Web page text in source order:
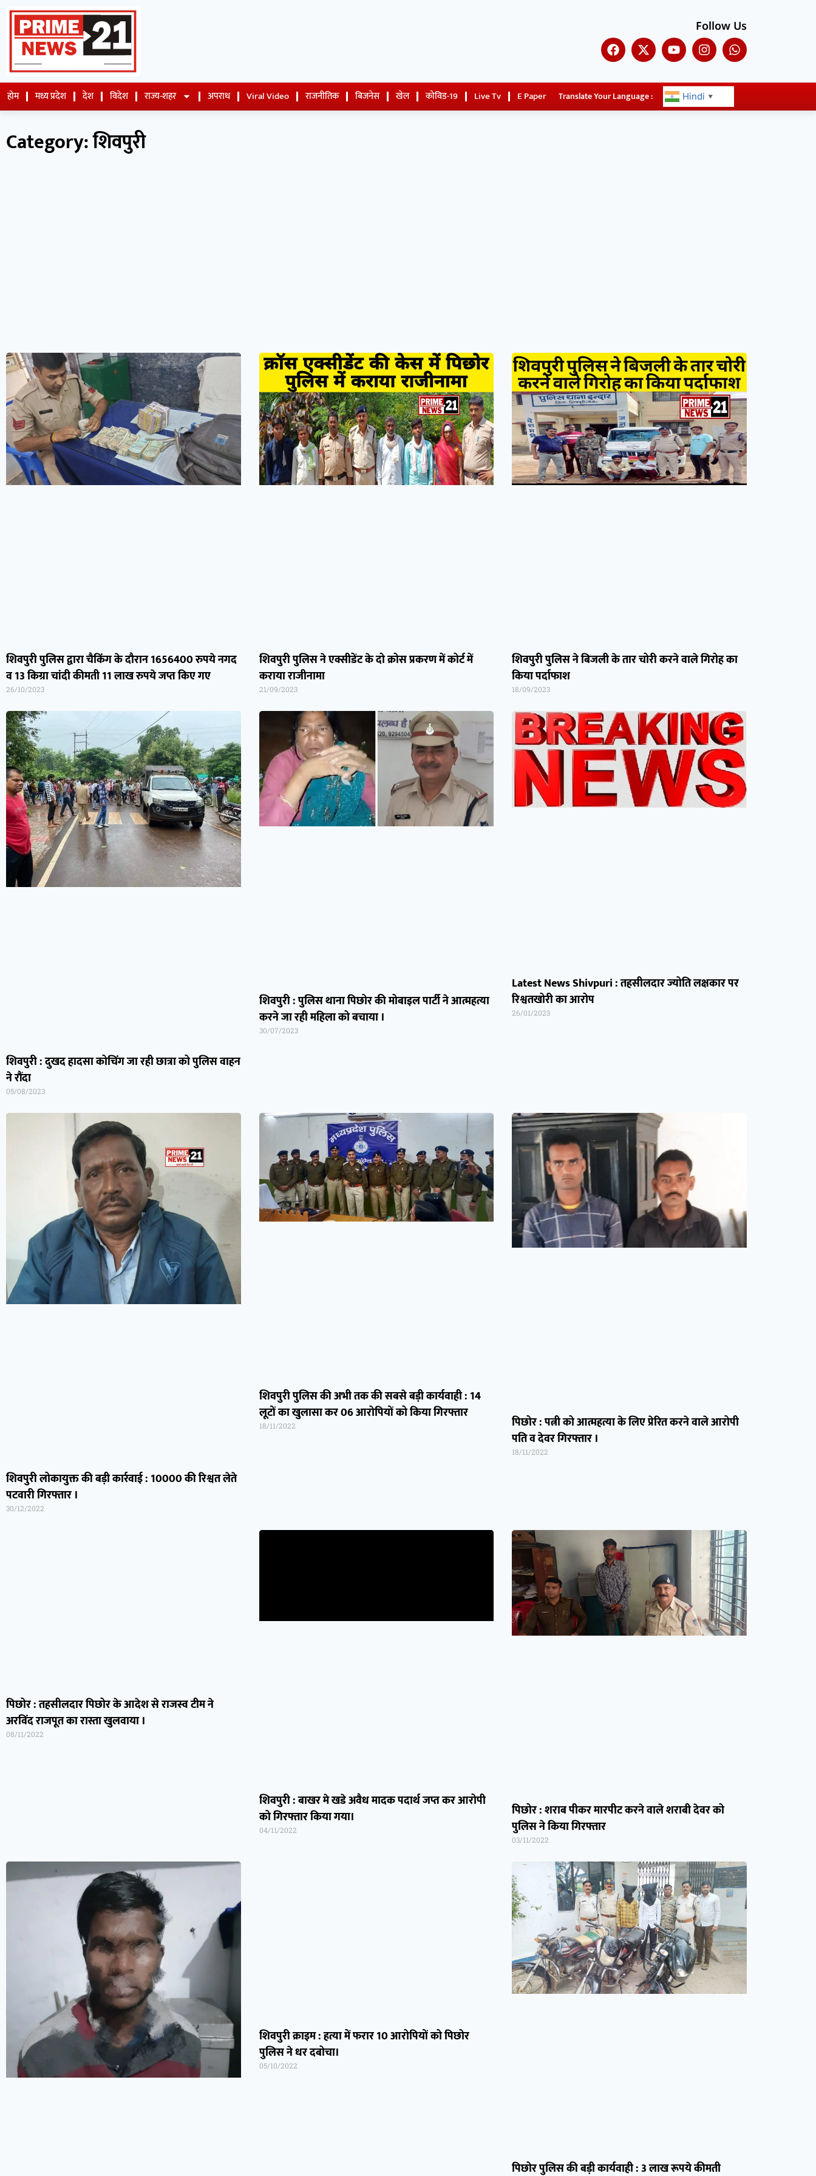
Follow Us
होम मध्य प्रदेश देश विदेश राज्य-शहर अपराध Viral Video राजनीतिक बिजनेस खेल कोविड-19 Live Tv E Paper Translate Your Language : Hindi ▼
Category: शिवपुरी
शिवपुरी पुलिस द्वारा चैकिंग के दौरान 1656400 रुपये नगद
व 13 किग्रा चांदी कीमती 11 लाख रुपये जप्त किए गए
26/10/2023
शिवपुरी पुलिस ने एक्सीडेंट के दो क्रोस प्रकरण में कोर्ट में
कराया राजीनामा
21/09/2023
शिवपुरी पुलिस ने बिजली के तार चोरी करने वाले गिरोह का
किया पर्दाफाश
18/09/2023
शिवपुरी : दुखद हादसा कोचिंग जा रही छात्रा को पुलिस वाहन
ने रौंदा
05/08/2023
शिवपुरी : पुलिस थाना पिछोर की मोबाइल पार्टी ने आत्महत्या
करने जा रही महिला को बचाया ।
30/07/2023
Latest News Shivpuri : तहसीलदार ज्योति लक्षकार पर
रिश्वतखोरी का आरोप
26/01/2023
शिवपुरी लोकायुक्त की बड़ी कार्रवाई : 10000 की रिश्वत लेते
पटवारी गिरफ्तार ।
30/12/2022
शिवपुरी पुलिस की अभी तक की सबसे बड़ी कार्यवाही : 14
लूटों का खुलासा कर 06 आरोपियों को किया गिरफ्तार
18/11/2022
पिछोर : पत्नी को आत्महत्या के लिए प्रेरित करने वाले आरोपी
पति व देवर गिरफ्तार ।
18/11/2022
पिछोर : तहसीलदार पिछोर के आदेश से राजस्व टीम ने
अरविंद राजपूत का रास्ता खुलवाया ।
08/11/2022
शिवपुरी : बाखर मे खडे अवैध मादक पदार्थ जप्त कर आरोपी
को गिरफ्तार किया गया।
04/11/2022
पिछोर : शराब पीकर मारपीट करने वाले शराबी देवर को
पुलिस ने किया गिरफ्तार
03/11/2022
शिवपुरी क्राइम : हत्या में फरार 10 आरोपियों को पिछोर
पुलिस ने धर दबोचा।
05/10/2022
पिछोर पुलिस की बड़ी कार्यवाही : 3 लाख रूपये कीमती